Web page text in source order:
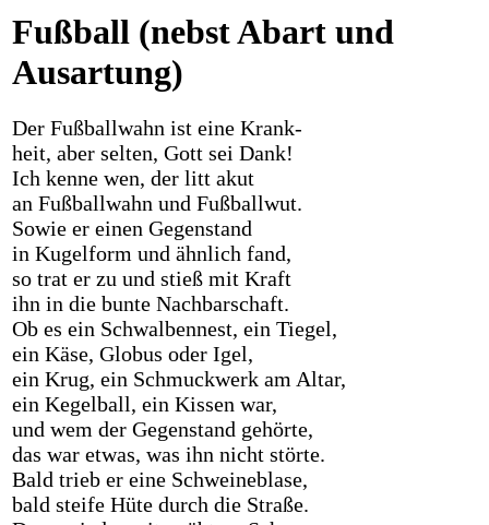
Fußball (nebst Abart und
Ausartung)
Der Fußballwahn ist eine Krank-
heit, aber selten, Gott sei Dank!
Ich kenne wen, der litt akut
an Fußballwahn und Fußballwut.
Sowie er einen Gegenstand
in Kugelform und ähnlich fand,
so trat er zu und stieß mit Kraft
ihn in die bunte Nachbarschaft.
Ob es ein Schwalbennest, ein Tiegel,
ein Käse, Globus oder Igel,
ein Krug, ein Schmuckwerk am Altar,
ein Kegelball, ein Kissen war,
und wem der Gegenstand gehörte,
das war etwas, was ihn nicht störte.
Bald trieb er eine Schweineblase,
bald steife Hüte durch die Straße.